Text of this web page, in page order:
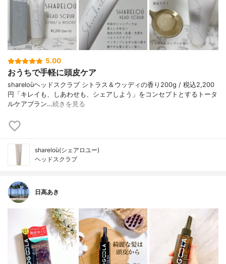
5.00
おうちで手軽に頭皮ケア
shareloùヘッドスクラブ シトラス＆ウッディの香り200g / 税込2,200
円「キレイも、しあわせも、シェアしよう」をコンセプトとするトータ
ルケアブラン…続きを見る
shareloù(シェアロユー)
ヘッドスクラブ
日高あき